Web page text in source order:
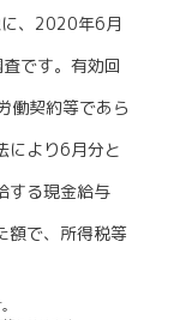
、2020年6月
です。有効回
働契約等であら
により6月分と
する現金給与
額で、所得税等